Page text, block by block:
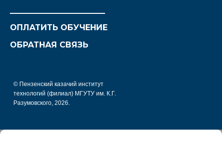
ОПЛАТИТЬ ОБУЧЕНИЕ
ОБРАТНАЯ СВЯЗЬ
© Пензенский казачий институт
технологий (филиал) МГУТУ им. К.Г.
Разумовского, 2026.